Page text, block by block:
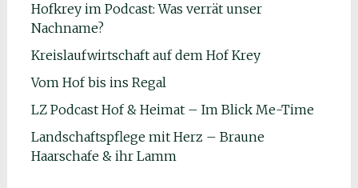
Hofkrey im Podcast: Was verrät unser
Nachname?
Kreislaufwirtschaft auf dem Hof Krey
Vom Hof bis ins Regal
LZ Podcast Hof & Heimat – Im Blick Me-Time
Landschaftspflege mit Herz – Braune
Haarschafe & ihr Lamm